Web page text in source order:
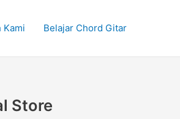
Kami Belajar Chord Gitar
Store